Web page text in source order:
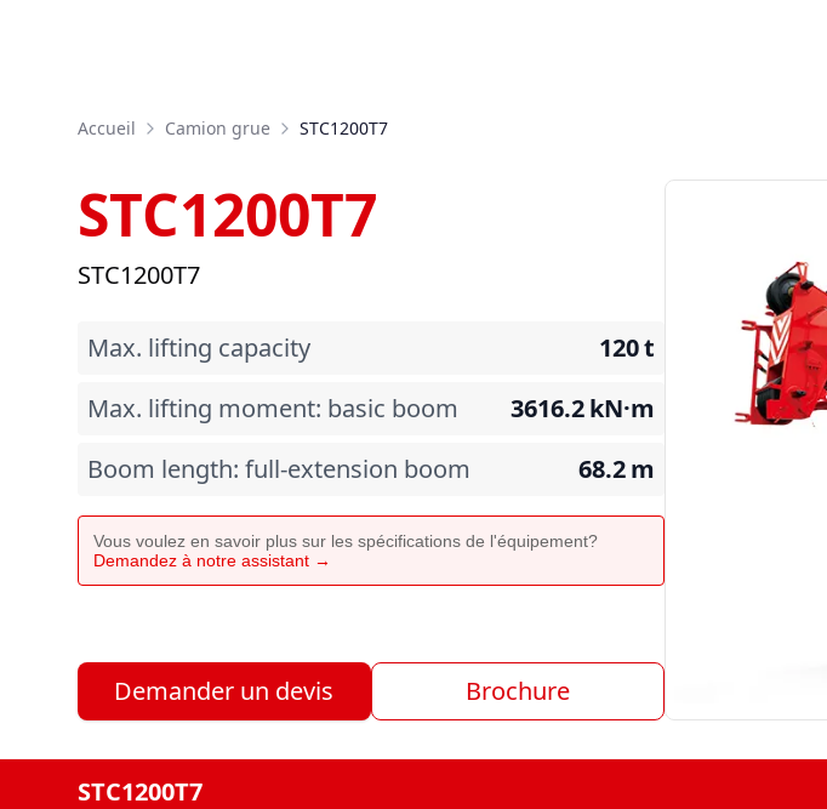
Accueil Camion grue STC1200T7
STC1200T7
STC1200T7
Max. lifting capacity 120t
Max. lifting moment: basic boom
3616.2kN·m
Boom length: full-extension boom
68.2m
Vous voulez en savoir plus sur les spécifications de l'équipement?
Demandez à notre assistant →
Demander un devis Brochure
STC1200T7